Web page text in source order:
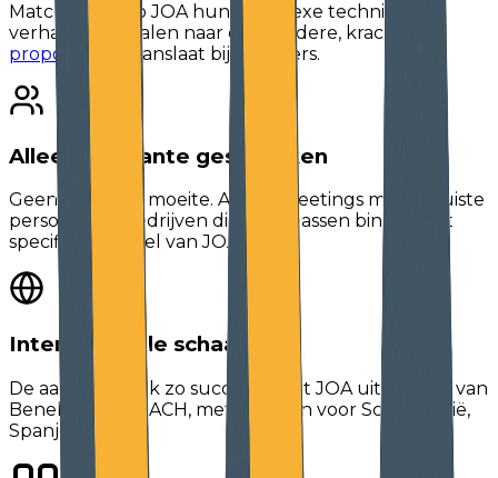
Matchday hielp JOA hun complexe technische
verhaal te vertalen naar een heldere, krachtige
propositie
die aanslaat bij beslissers.
Alleen relevante gesprekken
Geen verspilde moeite. Alleen meetings met de juiste
personen bij bedrijven die écht passen binnen het
specifieke profiel van JOA.
Internationale schaal
De aanpak bleek zo succesvol dat JOA uitbreidde van
Benelux naar DACH, met plannen voor Scandinavië,
Spanje en Italië.